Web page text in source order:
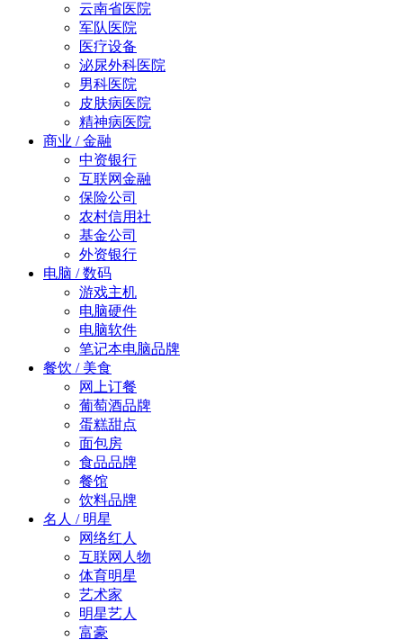
云南省医院
军队医院
医疗设备
泌尿外科医院
男科医院
皮肤病医院
精神病医院
商业 / 金融
中资银行
互联网金融
保险公司
农村信用社
基金公司
外资银行
电脑 / 数码
游戏主机
电脑硬件
电脑软件
笔记本电脑品牌
餐饮 / 美食
网上订餐
葡萄酒品牌
蛋糕甜点
面包房
食品品牌
餐馆
饮料品牌
名人 / 明星
网络红人
互联网人物
体育明星
艺术家
明星艺人
富豪